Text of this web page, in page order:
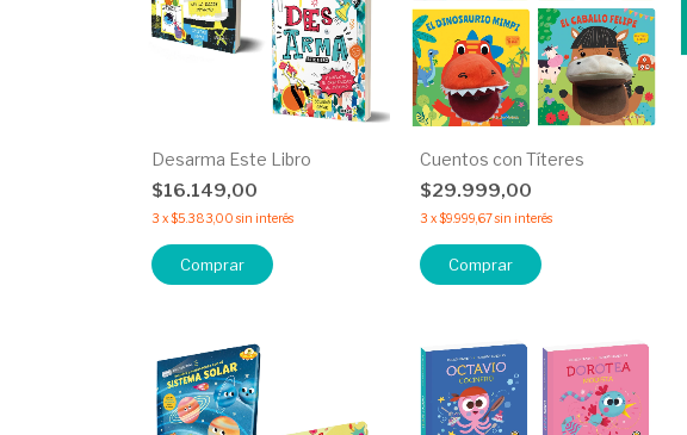
Desarma Este Libro
$16.149,00
3 x$5.383,00 sin interés
Comprar
Cuentos con Títeres
$29.999,00
3 x$9.999,67sin interés
Comprar